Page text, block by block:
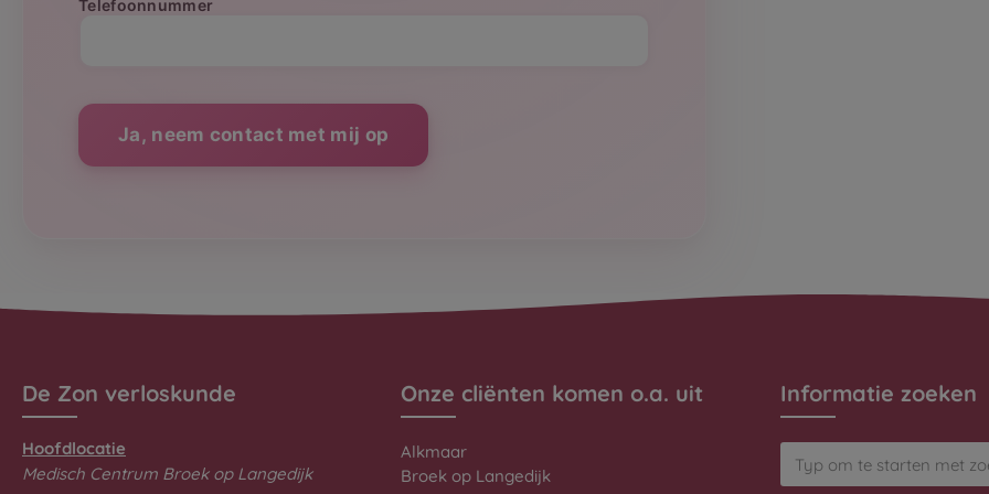
Telefoonnummer
De Zon verloskunde
Hoofdlocatie
Medisch Centrum Broek op Langedijk
Onze cliënten komen o.a. uit
Alkmaar
Broek op Langedijk
Informatie zoeken